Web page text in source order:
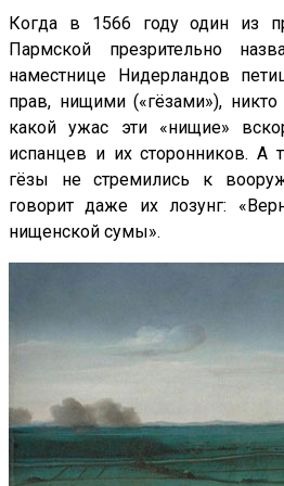
Когда в 1566 году один из
Пармской презрительно
наместнице Нидерландов
прав, нищими («гёзами»),
какой ужас эти «нищие»
испанцев и их сторонников. А
гёзы не стремились к
говорит даже их лозунг:
нищенской сумы».